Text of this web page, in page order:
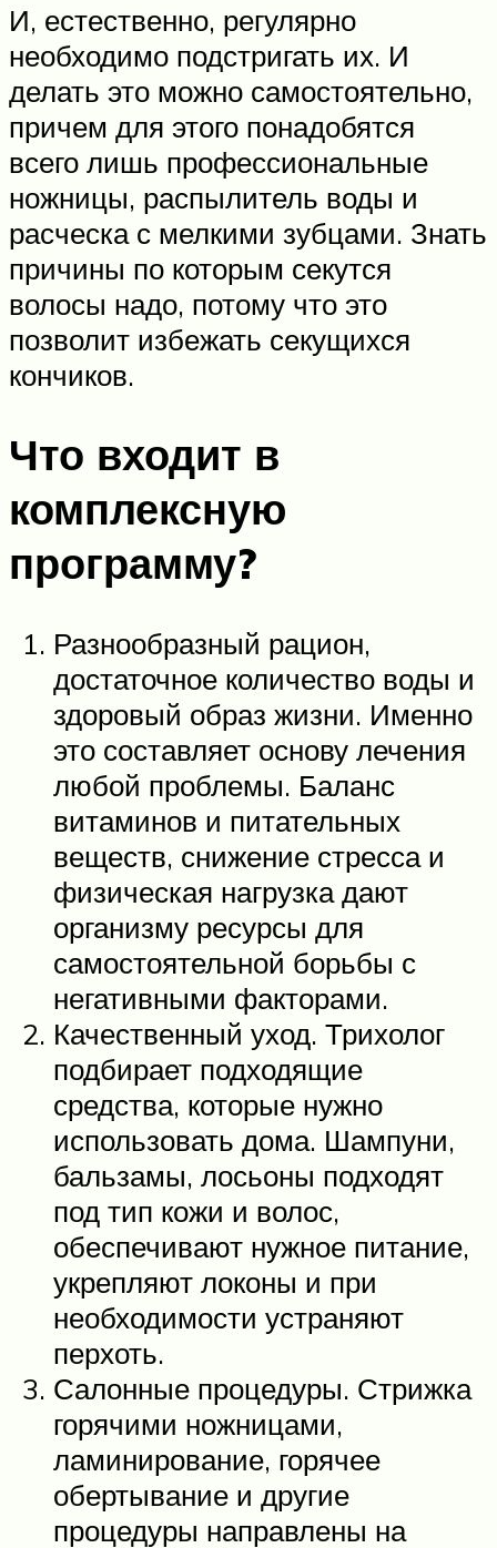
И, естественно, регулярно
необходимо подстригать их. И
делать это можно самостоятельно,
причем для этого понадобятся
всего лишь профессиональные
ножницы, распылитель воды и
расческа с мелкими зубцами. Знать
причины по которым секутся
волосы надо, потому что это
позволит избежать секущихся
кончиков.
Что входит в
комплексную
программу?
Разнообразный рацион,
достаточное количество воды и
здоровый образ жизни. Именно
это составляет основу лечения
любой проблемы. Баланс
витаминов и питательных
веществ, снижение стресса и
физическая нагрузка дают
организму ресурсы для
самостоятельной борьбы с
негативными факторами.
Качественный уход. Трихолог
подбирает подходящие
средства, которые нужно
использовать дома. Шампуни,
бальзамы, лосьоны подходят
под тип кожи и волос,
обеспечивают нужное питание,
укрепляют локоны и при
необходимости устраняют
перхоть.
Салонные процедуры. Стрижка
горячими ножницами,
ламинирование, горячее
обертывание и другие
процедуры направлены на